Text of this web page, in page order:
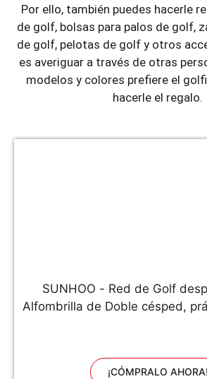
Por ello, también puedes hacerle
de golf, bolsas para palos de golf,
de golf, pelotas de golf y otros
es averiguar a través de otras
modelos y colores prefiere el
hacerle el regalo.
SUNHOO - Red de Golf
Alfombrilla de Doble césped,
¡CÓMPRALO AHORA!